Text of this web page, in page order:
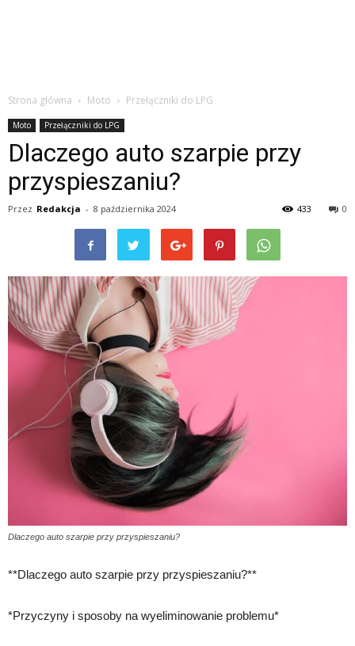
Strona główna Moto Przełączniki do LPG
Moto Przełączniki do LPG
Dlaczego auto szarpie przy
przyspieszaniu?
Przez Redakcja - 8 października 2024 0
433
Dlaczego auto szarpie przy przyspieszaniu?
**Dlaczego auto szarpie przy przyspieszaniu?**
*Przyczyny i sposoby na wyeliminowanie problemu*